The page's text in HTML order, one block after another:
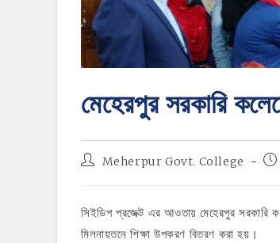
মেহেরপুর সরকারি
PostMeherpur Govt. College
সিইডিপ প্রজেক্ট এর আওতায় মেহেরপুর সরকারি
মিলনায়তনে শিক্ষা উপকরণ বিতরণ করা হয়।